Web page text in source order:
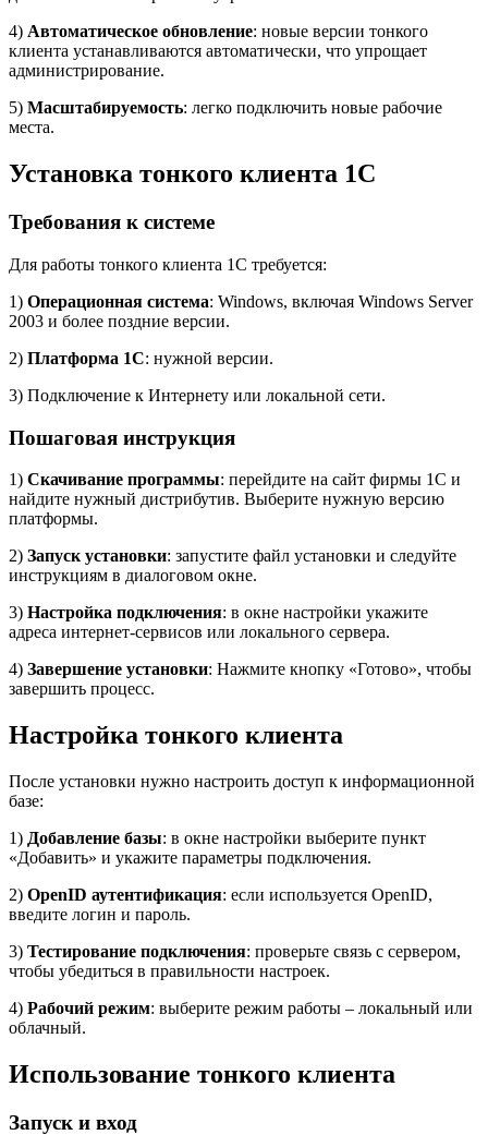
4) Автоматическое обновление: новые версии тонкого
клиента устанавливаются автоматически, что упрощает
администрирование.
5) Масштабируемость: легко подключить новые рабочие
места.
Установка тонкого клиента 1С
Требования к системе
Для работы тонкого клиента 1С требуется:
1) Операционная система: Windows, включая Windows Server
2003 и более поздние версии.
2) Платформа 1С: нужной версии.
3) Подключение к Интернету или локальной сети.
Пошаговая инструкция
1) Скачивание программы: перейдите на сайт фирмы 1С и
найдите нужный дистрибутив. Выберите нужную версию
платформы.
2) Запуск установки: запустите файл установки и следуйте
инструкциям в диалоговом окне.
3) Настройка подключения: в окне настройки укажите
адреса интернет-сервисов или локального сервера.
4) Завершение установки: Нажмите кнопку «Готово», чтобы
завершить процесс.
Настройка тонкого клиента
После установки нужно настроить доступ к информационной
базе:
1) Добавление базы: в окне настройки выберите пункт
«Добавить» и укажите параметры подключения.
2) OpenID аутентификация: если используется OpenID,
введите логин и пароль.
3) Тестирование подключения: проверьте связь с сервером,
чтобы убедиться в правильности настроек.
4) Рабочий режим: выберите режим работы – локальный или
облачный.
Использование тонкого клиента
Запуск и вход